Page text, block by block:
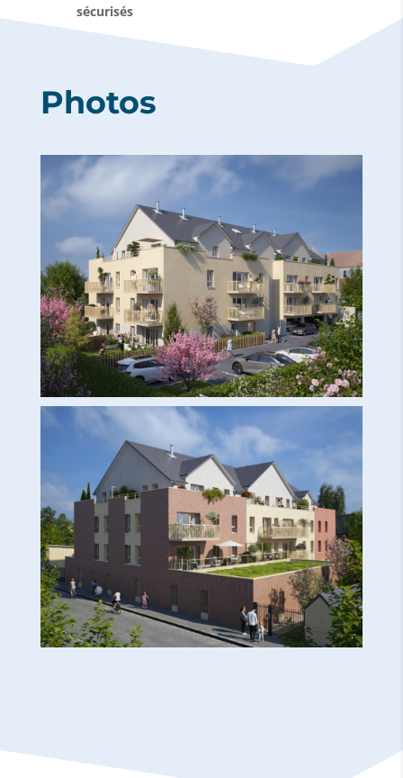
sécurisés
Photos